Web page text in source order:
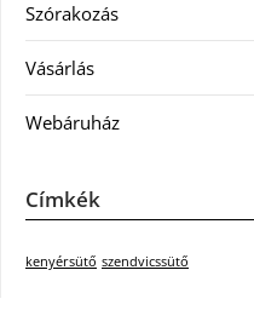
Szórakozás
Vásárlás
Webáruház
Címkék
kenyérsütő szendvicssütő